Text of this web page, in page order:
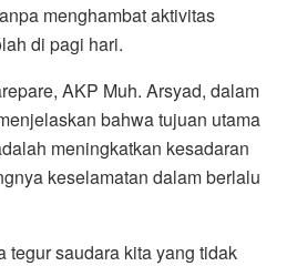
menghambat aktivitas
di pagi hari.
AKP Muh. Arsyad, dalam
bahwa tujuan utama
meningkatkan kesadaran
keselamatan dalam berlalu
tegur saudara kita yang tidak